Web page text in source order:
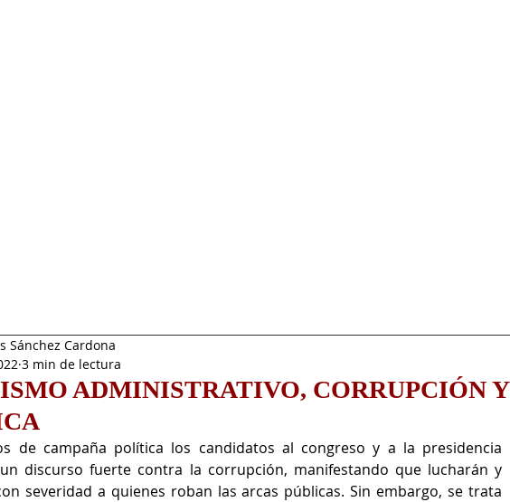
ADMINISTRATIVO, CORRUPCIÓN Y
Sánchez Cardona
3 min de lectura
de campaña política los candidatos al congreso y a la presidencia
discurso fuerte contra la corrupción, manifestando que lucharán y
severidad a quienes roban las arcas públicas. Sin embargo, se trata